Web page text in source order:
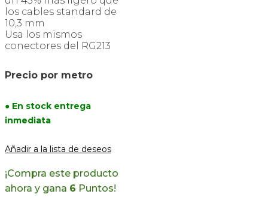
los cables standard de
10,3 mm
Usa los mismos
conectores del RG213
Precio por metro
● En stock entrega
inmediata
Añadir a la lista de deseos
¡Compra este producto
ahora y gana 6 Puntos!